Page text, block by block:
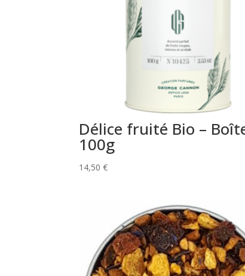
Délice fruité Bio –
100g
14,50 €